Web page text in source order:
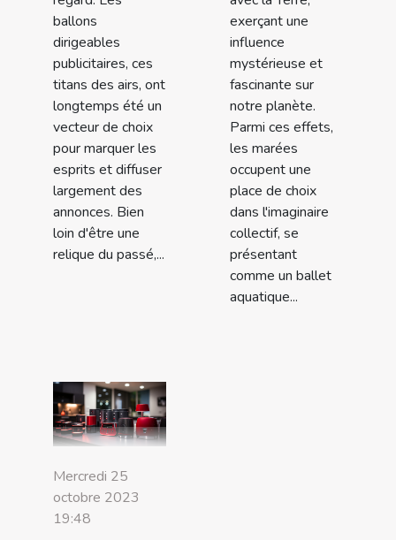
ballons
dirigeables
publicitaires, ces
titans des airs, ont
longtemps été un
vecteur de choix
pour marquer les
esprits et diffuser
largement des
annonces. Bien
loin d'être une
relique du passé,...
exerçant une
influence
mystérieuse et
fascinante sur
notre planète.
Parmi ces effets,
les marées
occupent une
place de choix
dans l'imaginaire
collectif, se
présentant
comme un ballet
aquatique...
Mercredi 25
octobre 2023
19:48